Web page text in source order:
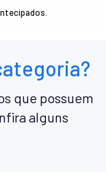
que possuem
alguns